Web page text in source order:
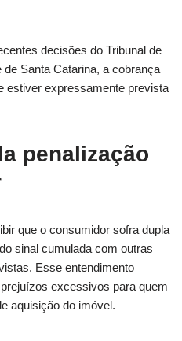
decisões do Tribunal de
Santa Catarina, a cobrança
estiver expressamente prevista
penalização
que o consumidor sofra dupla
sinal cumulada com outras
Esse entendimento
excessivos para quem
aquisição do imóvel.